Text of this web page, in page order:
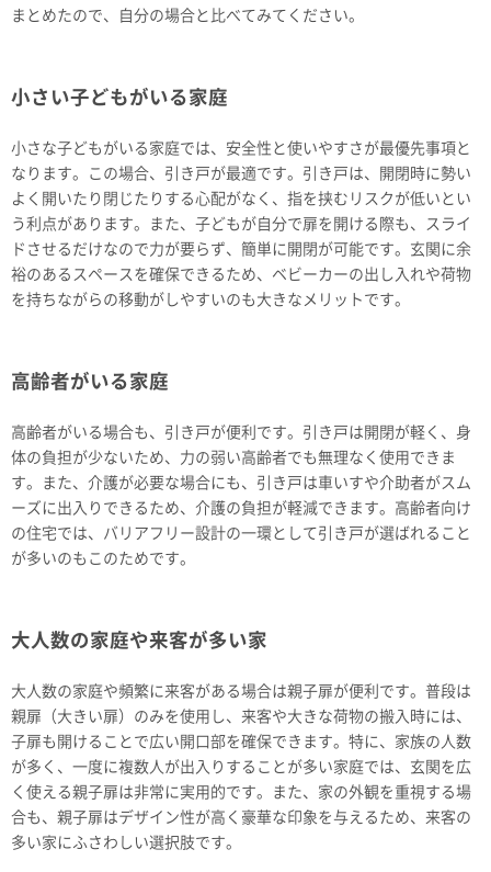
まとめたので、自分の場合と比べてみてください。
小さい子どもがいる家庭
小さな子どもがいる家庭では、安全性と使いやすさが最優先事項と
なります。この場合、引き戸が最適です。引き戸は、開閉時に勢い
よく開いたり閉じたりする心配がなく、指を挟むリスクが低いとい
う利点があります。また、子どもが自分で扉を開ける際も、スライ
ドさせるだけなので力が要らず、簡単に開閉が可能です。玄関に余
裕のあるスペースを確保できるため、ベビーカーの出し入れや荷物
を持ちながらの移動がしやすいのも大きなメリットです。
高齢者がいる家庭
高齢者がいる場合も、引き戸が便利です。引き戸は開閉が軽く、身
体の負担が少ないため、力の弱い高齢者でも無理なく使用できま
す。また、介護が必要な場合にも、引き戸は車いすや介助者がスム
ーズに出入りできるため、介護の負担が軽減できます。高齢者向け
の住宅では、バリアフリー設計の一環として引き戸が選ばれること
が多いのもこのためです。
大人数の家庭や来客が多い家
大人数の家庭や頻繁に来客がある場合は親子扉が便利です。普段は
親扉（大きい扉）のみを使用し、来客や大きな荷物の搬入時には、
子扉も開けることで広い開口部を確保できます。特に、家族の人数
が多く、一度に複数人が出入りすることが多い家庭では、玄関を広
く使える親子扉は非常に実用的です。また、家の外観を重視する場
合も、親子扉はデザイン性が高く豪華な印象を与えるため、来客の
多い家にふさわしい選択肢です。